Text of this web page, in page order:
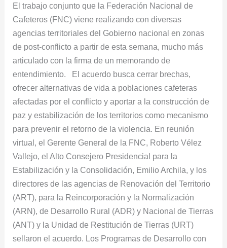
El trabajo conjunto que la Federación Nacional de
Cafeteros (FNC) viene realizando con diversas
agencias territoriales del Gobierno nacional en zonas
de post-conflicto a partir de esta semana, mucho más
articulado con la firma de un memorando de
entendimiento. El acuerdo busca cerrar brechas,
ofrecer alternativas de vida a poblaciones cafeteras
afectadas por el conflicto y aportar a la construcción de
paz y estabilización de los territorios como mecanismo
para prevenir el retorno de la violencia. En reunión
virtual, el Gerente General de la FNC, Roberto Vélez
Vallejo, el Alto Consejero Presidencial para la
Estabilización y la Consolidación, Emilio Archila, y los
directores de las agencias de Renovación del Territorio
(ART), para la Reincorporación y la Normalización
(ARN), de Desarrollo Rural (ADR) y Nacional de Tierras
(ANT) y la Unidad de Restitución de Tierras (URT)
sellaron el acuerdo. Los Programas de Desarrollo con
en
zonas
de
post-
conflicto